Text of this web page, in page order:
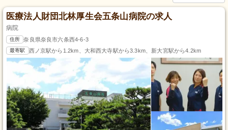
医療法人財団北林厚生会五条山病院の求人
病院
住所 奈良県奈良市六条西4-6-3
最寄駅 西ノ京駅から1.2km、大和西大寺駅から3.3km、新大宮駅から4.2km